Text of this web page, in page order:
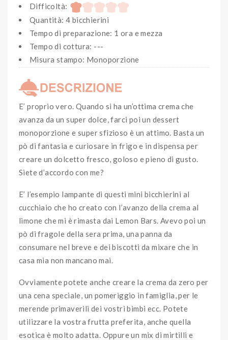
Difficoltà:
Quantità: 4 bicchierini
Tempo di preparazione: 1 ora e mezza
Tempo di cottura: ---
Misura stampo: Monoporzione
E’ proprio vero. Quando si ha un’ottima crema che
avanza da un super dolce, farci poi un dessert
monoporzione e super sfizioso è un attimo. Basta un
pò di fantasia e curiosare in frigo e in dispensa per
creare un dolcetto fresco, goloso e pieno di gusto.
Siete d’accordo con me?
E’ l’esempio lampante di questi mini bicchierini al
cucchiaio che ho creato con l’avanzo della crema al
limone che mi è rimasta dai Lemon Bars. Avevo poi un
pò di fragole della sera prima, una panna da
consumare nel breve e dei biscotti da mixare che in
casa mia non mancano mai.
Ovviamente potete anche creare la crema da zero per
una cena speciale, un pomeriggio in famiglia, per le
merende primaverili dei vostri bimbi ecc. Potete
utilizzare la vostra frutta preferita, anche quella
esotica è molto adatta. Oppure un mix di mirtilli e